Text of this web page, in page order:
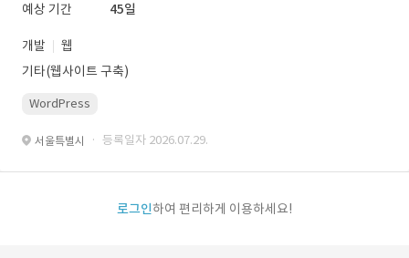
예상 기간
45일
개발
웹
기타(웹사이트 구축)
WordPress
서울특별시 · 등록일자 2026.07.29.
로그인하여 편리하게 이용하세요!